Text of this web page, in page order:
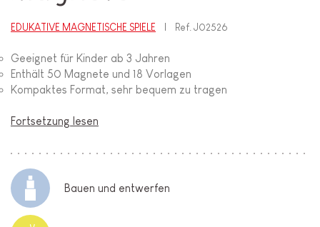
EDUKATIVE MAGNETISCHE SPIELE Ref.J02526
Geeignet für Kinder ab 3 Jahren
Enthält 50 Magnete und 18 Vorlagen
Kompaktes Format, sehr bequem zu tragen
Fortsetzung lesen
Bauen und entwerfen